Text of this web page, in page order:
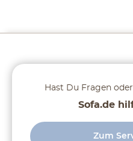
Hast Du Fragen
Sofa.de
Zum